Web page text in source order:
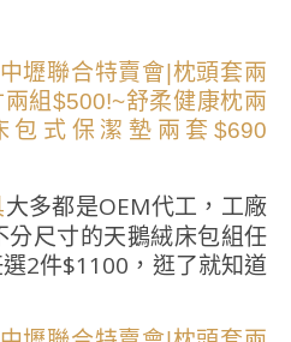
大多都是OEM代工，工廠
尺寸的天鵝絨床包組任
2件$1100，逛了就知道